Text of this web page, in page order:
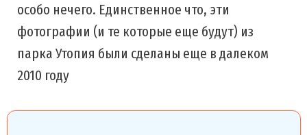
особо нечего. Единственное что, эти
фотографии (и те которые еще будут) из
парка Утопия были сделаны еще в далеком
2010 году